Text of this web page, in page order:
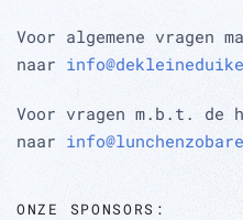
Voor algemene vragen
naar
Voor vragen m.b.t. de
naar
ONZE SPONSORS: